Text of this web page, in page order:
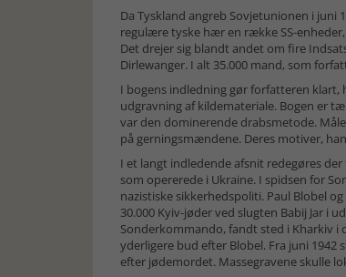
Da Tyskland angreb Sovjetunionen i juni
regulære tyske hær en række SS-
Det drejer sig blandt andet om fire
Dirlewanger. I alt 35.000 mand, som
I bogens indledning gør forfatteren klart,
udgravning af kildemateriale. Bogen er
var den dominerende drabsmetode.
på gerningsmændene. Deres motiver,
I et langt indledende afsnit redegøres
som opererede i Ukraine. I spidsen for
nazistiske sikkerhedspoliti. Paul Blobel
30.000 Kyiv-jøder ved slugten Babij Jar i
Sonderkommando, fandt sted i Kharkiv i
yderligere bud efter Blobel. Fra juni
efter jødemordet. Massegravene skulle